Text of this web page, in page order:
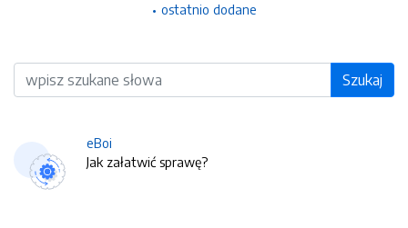
ostatnio dodane
Wyszukiwarka Szukaj
eBoi
Jak załatwić sprawę?